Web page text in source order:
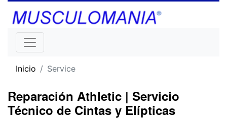
Inicio Service
Reparación Athletic | Servicio
Técnico de Cintas y Elípticas